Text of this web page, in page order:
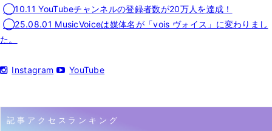
◯10.11 YouTubeチャンネルの登録者数が20万人を達成！
◯25.08.01 MusicVoiceは媒体名が「vois ヴォイス」に変わりまし
た。
Instagram YouTube
記事アクセスランキング